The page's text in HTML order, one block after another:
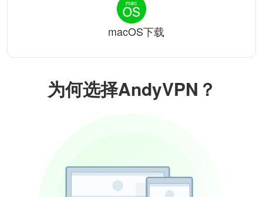
为何选择AndyVPN？
macOS下载